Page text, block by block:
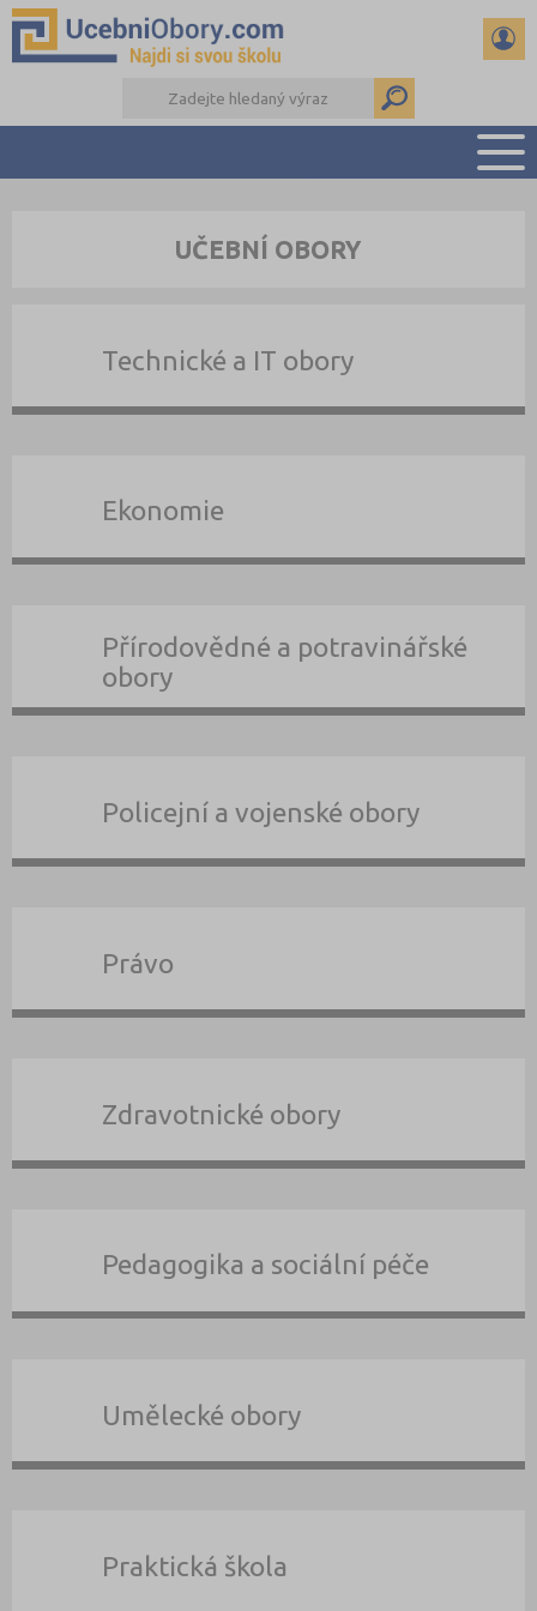
PŘÍPRAVA NA PŘIJÍMAČKY
DALŠÍ DRUHY ŠKOL
UČEBNÍ OBORY
Technické a IT obory
Ekonomie
Přírodovědné a potravinářské
obory
Policejní a vojenské obory
Právo
Zdravotnické obory
Pedagogika a sociální péče
Umělecké obory
Praktická škola